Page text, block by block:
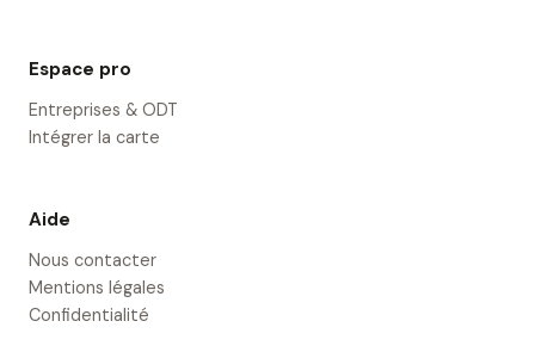
Espace pro
Entreprises & ODT
Intégrer la carte
Aide
Nous contacter
Mentions légales
Confidentialité